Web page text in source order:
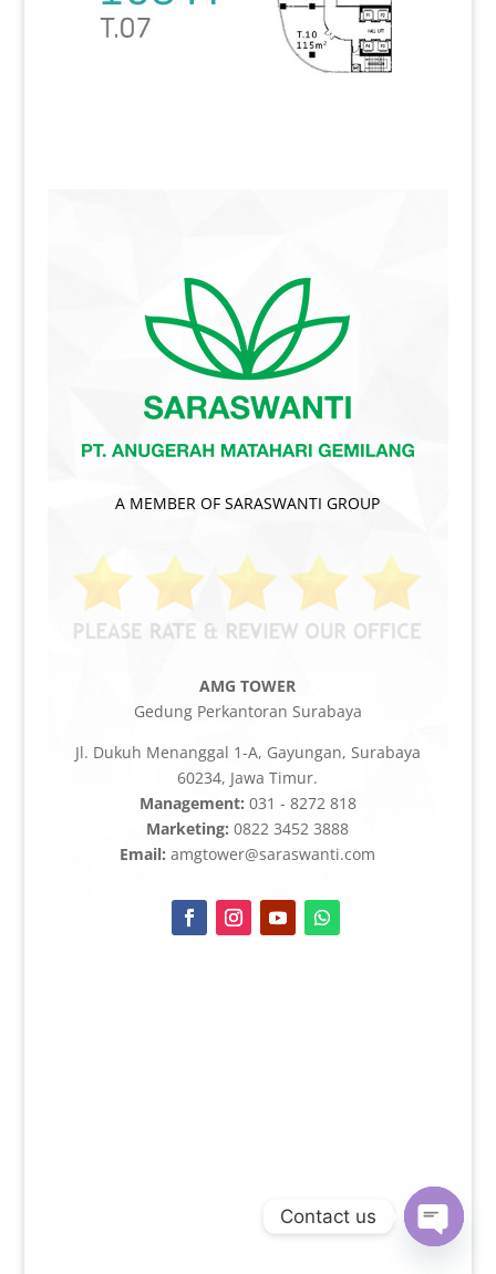
A MEMBER OF SARASWANTI GROUP
AMG TOWER
Gedung Perkantoran Surabaya
Jl. Dukuh Menanggal 1-A, Gayungan, Surabaya
60234, Jawa Timur.
Management: 031 - 8272 818
Marketing: 0822 3452 3888
Email: amgtower@saraswanti.com
Contact us